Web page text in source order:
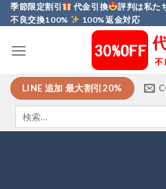
Skip
to
季節限定割引 代金引換 評判は私た
不良交換100%
100%返金対応
LINE 追加 最大割引20%